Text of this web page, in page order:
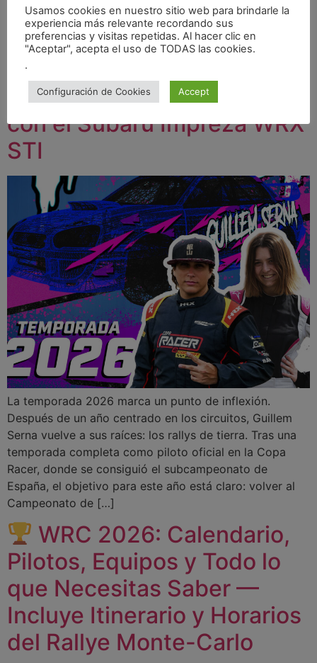
adicionales de Montecarlo, un sistema climático
dinámico que afecta profundamente la conducción, dos
coches nuevos para […]
rallys: volvemos a la tierra
con el Subaru Impreza WRX
STI
La temporada 2026 marca un punto de inflexión.
Después de un año centrado en los circuitos, Guillem
Serna vuelve a sus raíces: los rallys de tierra. Tras una
temporada completa como piloto oficial en la Copa
Racer, donde se consiguió el subcampeonato de
España, el objetivo para este año está claro: volver al
Campeonato de […]
WRC 2026: Calendario,
Pilotos, Equipos y Todo lo
que Necesitas Saber —
Incluye Itinerario y Horarios
del Rallye Monte-Carlo
Usamos cookies en nuestro sitio web para brindarle la
experiencia más relevante recordando sus
preferencias y visitas repetidas. Al hacer clic en
"Aceptar", acepta el uso de TODAS las cookies.
.
Configuración de Cookies Accept